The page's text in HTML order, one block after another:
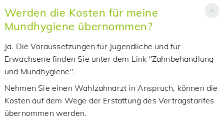
Werden die Kosten für meine
Mundhygiene übernommen?
Ja. Die Voraussetzungen für Jugendliche und für
Erwachsene finden Sie unter dem Link "Zahnbehandlung
und Mundhygiene".
Nehmen Sie einen Wahlzahnarzt in Anspruch, können die
Kosten auf dem Wege der Erstattung des Vertragstarifes
übernommen werden.